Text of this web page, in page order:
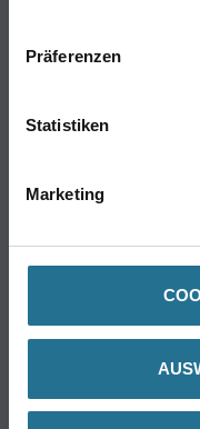
Präferenzen
Statistiken
Marketing
Verbrauchsmaterialien
Hersteller
Über Uns
Aktuelles
Karriere